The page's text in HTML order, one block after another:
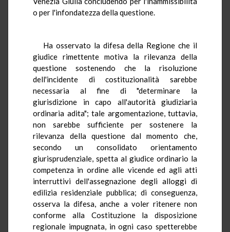
o per l'infondatezza della questione.
Ha osservato la difesa della Regione che il
giudice rimettente motiva la rilevanza della
questione sostenendo che la risoluzione
dell'incidente di costituzionalità sarebbe
necessaria al fine di "determinare la
giurisdizione in capo all'autorità giudiziaria
ordinaria adita"; tale argomentazione, tuttavia,
non sarebbe sufficiente per sostenere la
rilevanza della questione dal momento che,
secondo un consolidato orientamento
giurisprudenziale, spetta al giudice ordinario la
competenza in ordine alle vicende ed agli atti
interruttivi dell'assegnazione degli alloggi di
edilizia residenziale pubblica; di conseguenza,
osserva la difesa, anche a voler ritenere non
conforme alla Costituzione la disposizione
regionale impugnata, in ogni caso spetterebbe